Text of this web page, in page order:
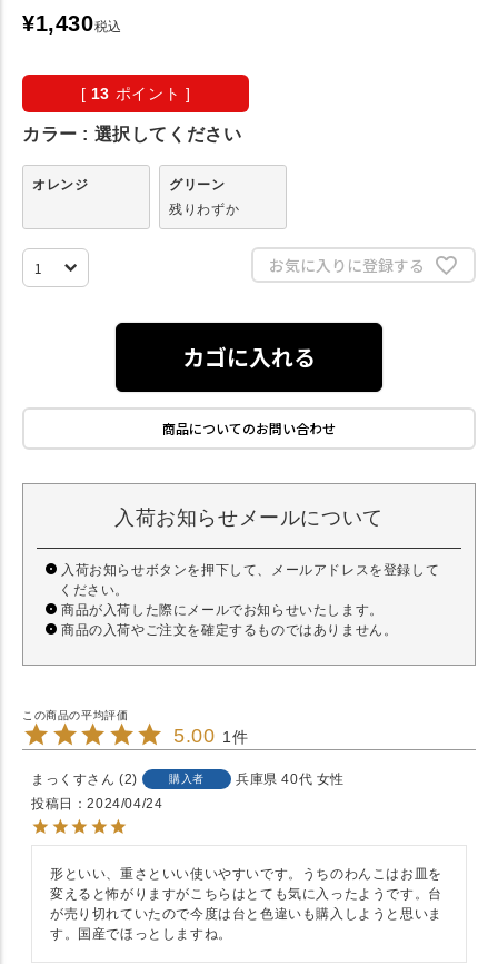
¥1,430税込
[ 13 ポイント ]
カラー 選択してください
オレンジ
グリーン
残りわずか
お気に入りに登録する
カゴに入れる
商品についてのお問い合わせ
入荷お知らせメールについて
入荷お知らせボタンを押下して、メールアドレスを登録して
ください。
商品が入荷した際にメールでお知らせいたします。
商品の入荷やご注文を確定するものではありません。
5.00 1
まっくす 2 購入者 兵庫県 40代 女性
投稿日
2024/04/24
形といい、重さといい使いやすいです。うちのわんこはお皿を
変えると怖がりますがこちらはとても気に入ったようです。台
が売り切れていたので今度は台と色違いも購入しようと思いま
す。国産でほっとしますね。